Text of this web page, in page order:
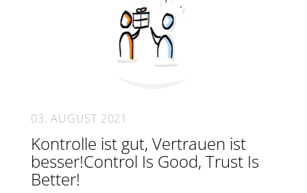
03. AUGUST 2021
Kontrolle ist gut, Vertrauen ist
besser!Control Is Good, Trust Is
Better!